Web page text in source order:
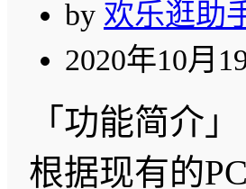
by 欢乐逛助
2020年10月
「功能简介
根据现有的